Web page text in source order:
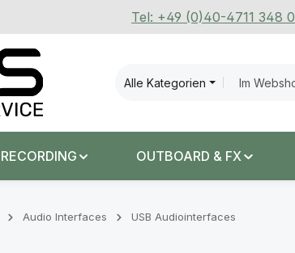
Tel: +49 (0)40-4711 348 0
Alle Kategorien
RECORDING OUTBOARD & FX
Audio Interfaces USB Audiointerfaces